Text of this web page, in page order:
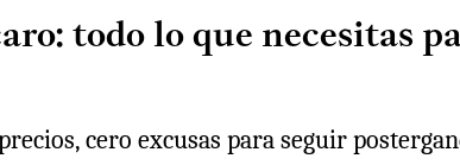
todo lo que necesitas
cero excusas para seguir